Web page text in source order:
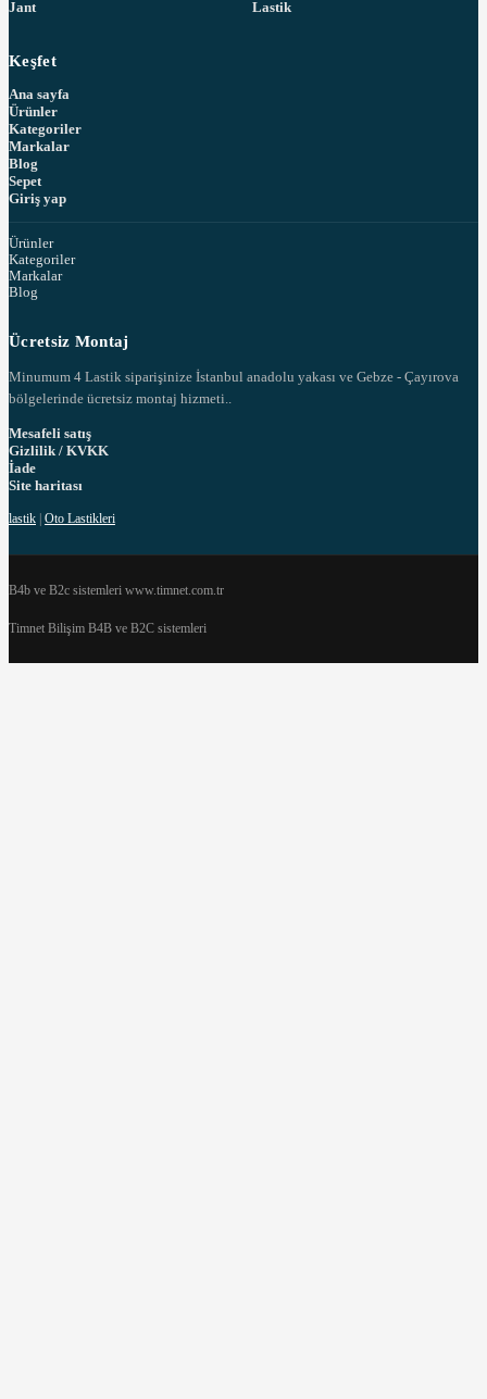
Jant Lastik
Keşfet
Ana sayfa
Ürünler
Kategoriler
Markalar
Blog
Sepet
Giriş yap
Ürünler
Kategoriler
Markalar
Blog
Ücretsiz Montaj
Minumum 4 Lastik siparişinize İstanbul anadolu yakası ve Gebze - Çayırova
bölgelerinde ücretsiz montaj hizmeti..
Mesafeli satış
Gizlilik / KVKK
İade
Site haritası
lastik Oto Lastikleri
B4b ve B2c sistemleri www.timnet.com.tr
Timnet Bilişim B4B ve B2C sistemleri